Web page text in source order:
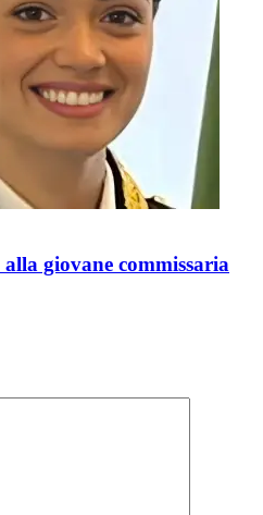
giovane commissaria